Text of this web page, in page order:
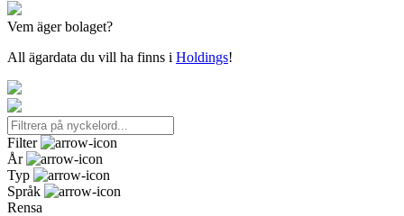
Vem äger bolaget?
All ägardata du vill ha finns i Holdings!
Filter
År
Typ
Språk
Rensa